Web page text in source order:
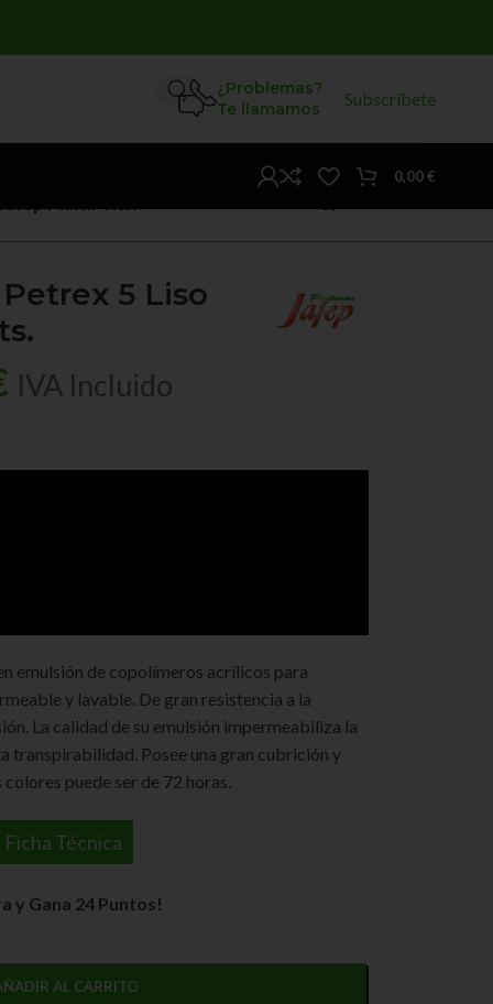
¿Problemas?
Te llamamos
Subscríbete
0,00€
5 Liso
IVA Incluido
emulsión de copolímeros acrílicos para
y lavable. De gran resistencia a la
La calidad de su emulsión impermeabiliza la
transpirabilidad. Posee una gran cubrición y
puede ser de 72 horas.
Ficha Técnica
y Gana 24 Puntos!
AL CARRITO